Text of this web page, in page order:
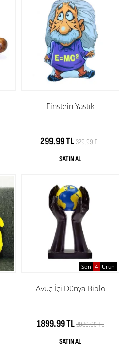
Einstein Yastık
299.99 TL329.99 TL
Son 4 Ürün
Avuç İçi Dünya Biblo
1899.99 TL2089.99 TL